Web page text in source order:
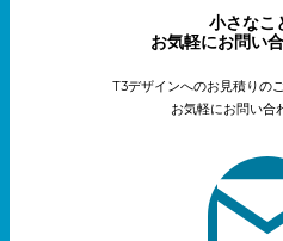
小さなこ
お気軽にお問い
T3デザインへのお見積りの
お気軽にお問い合